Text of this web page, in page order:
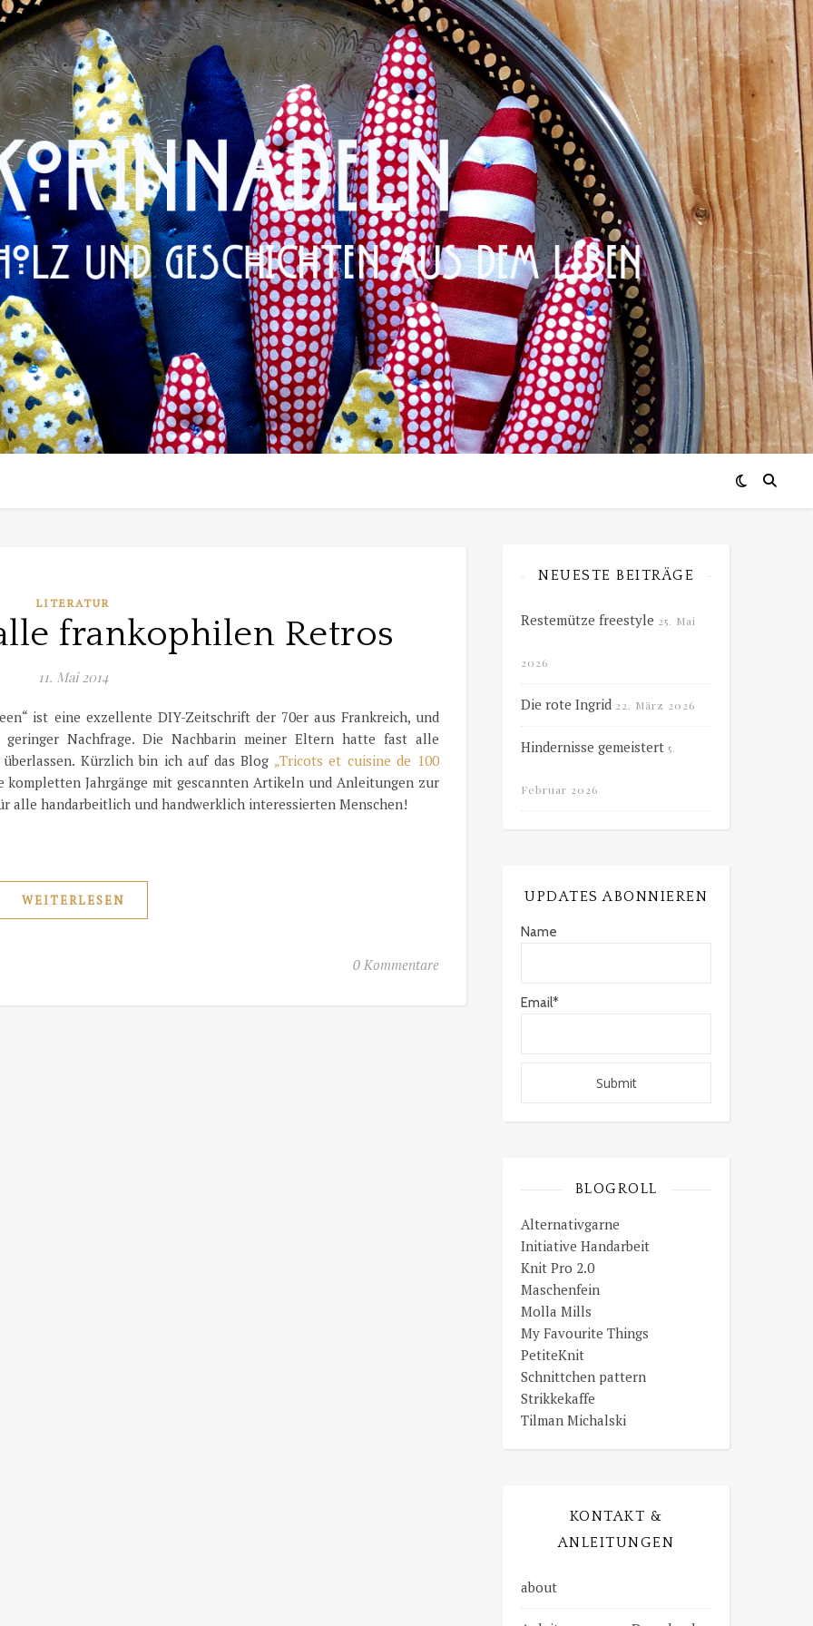
LITERATUR
frankophilen Retros
11. Mai 2014
ist eine exzellente DIY-Zeitschrift der 70er aus Frankreich, und
Nachfrage. Die Nachbarin meiner Eltern hatte fast alle
Kürzlich bin ich auf das Blog „Tricots et cuisine de 100
Jahrgänge mit gescannten Artikeln und Anleitungen zur
alle handarbeitlich und handwerklich interessierten Menschen!
WEITERLESEN
0 Kommentare
NEUESTE BEITRÄGE
Restemütze freestyle 25. Mai
2026
Die rote Ingrid 22. März 2026
Hindernisse gemeistert 5.
Februar 2026
UPDATES ABONNIEREN
Name
Email*
BLOGROLL
Alternativgarne
Initiative Handarbeit
Knit Pro 2.0
Maschenfein
Molla Mills
My Favourite Things
PetiteKnit
Schnittchen pattern
Strikkekaffe
Tilman Michalski
KONTAKT &
ANLEITUNGEN
about